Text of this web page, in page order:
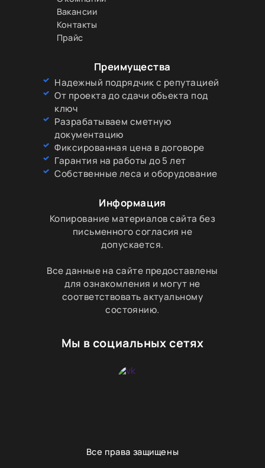
Мы в социальных сетях
Вакансии
Контакты
Прайс
Преимущества
Надежный подрядчик с репутацией
От проекта до сдачи объекта под
ключ
Разрабатываем сметную
документацию
Фиксированная цена в договоре
Гарантия на работы до 5 лет
Собственные леса и оборудование
Информация
Копирование материалов сайта без
письменного согласия не
допускается.
Все данные на сайте предоставлены
для ознакомления и могут не
соответствовать актуальному
состоянию.
Все права защищены